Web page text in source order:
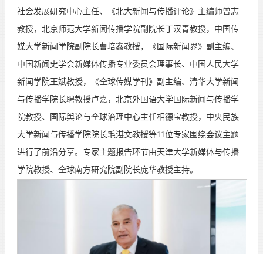
社会发展研究中心主任、《北大新闻与传播评论》主编师曾志
教授，北京师范大学新闻传播学院副院长丁汉青教授，中国传
媒大学新闻学院副院长曹培鑫教授，《国际新闻界》副主编、
中国新闻史学会新媒体传播专业委员会理事长、中国人民大学
新闻学院王斌教授，《全球传媒学刊》副主编、清华大学新闻
与传播学院长聘教授卢嘉，北京外国语大学国际新闻与传播学
院教授、国际舆论与全球治理中心主任相德宝教授，中央民族
大学新闻与传播学院院长毛湛文教授等11位专家围绕会议主题
进行了前沿分享。专家主题报告环节由天津大学新媒体与传播
学院教授、全球南方研究院副院长庞华教授主持。